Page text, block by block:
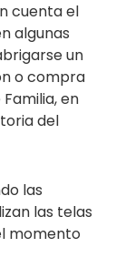
cuenta el
algunas
un
o compra
en
del
las
las telas
momento